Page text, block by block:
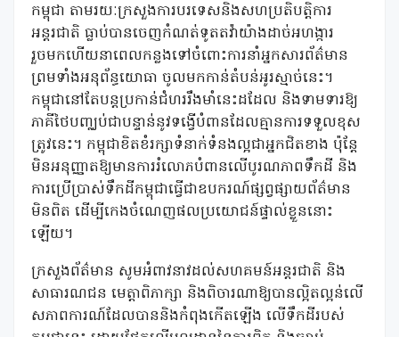
កម្ពុជា តាមរយៈក្រសួងការបរទេសនិងសហប្រតិបត្តិការ
អន្តរជាតិ ធ្លាប់បានចេញកំណត់ទូតតវ៉ាយ៉ាងដាច់អហង្ការ
រួចមកហើយនាពេលកន្លងទៅចំពោះការនាំអ្នកសារព័ត៌មាន
ព្រមទាំងអនុព័ន្ធយោធា ចូលមកកាន់តំបន់អូរស្មាច់នេះ។
កម្ពុជានៅតែបន្តប្រកាន់ជំហររឹងមាំនេះដដែល និងទាមទារឱ្យ
ភាគីថៃបញ្ឈប់ជាបន្ទាន់នូវទង្វើបំពានដែលគ្មានការទទួលខុស
ត្រូវនេះ។ កម្ពុជាខិតខំរក្សាទំនាក់ទំនងល្អជាអ្នកជិតខាង ប៉ុន្តែ
មិនអនុញ្ញាតឱ្យមានការរំលោភបំពានលើបូរណភាពទឹកដី និង
ការប្រើប្រាស់ទឹកដីកម្ពុជាធ្វើជាឧបករណ៍ផ្សព្វផ្សាយព័ត៌មាន
មិនពិត ដើម្បីកេងចំណេញផលប្រយោជន៍ផ្ទាល់ខ្លួននោះ
ឡើយ។
ក្រសួងព័ត៌មាន សូមអំពាវនាវដល់សហគមន៍អន្តរជាតិ និង
សាធារណជន មេត្តាពិភាក្សា និងពិចារណាឱ្យបានល្អិតល្អន់លើ
សភាពការណ៍ដែលបាននិងកំពុងកើតឡើង លើទឹកដីរបស់